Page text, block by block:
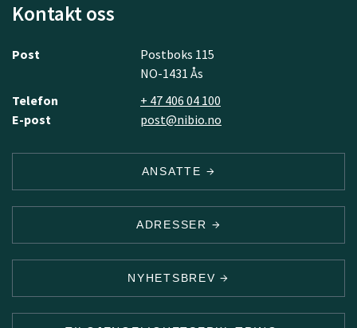
Kontakt oss
Post
Postboks 115
NO-1431 Ås
Telefon
+ 47 406 04 100
E-post
post@nibio.no
ANSATTE
ADRESSER
NYHETSBREV